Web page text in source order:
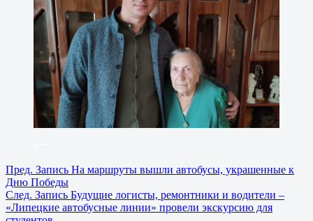
Пред. Запись На маршруты вышли автобусы, украшенные к
Дню Победы
След. Запись Будущие логисты, ремонтники и водители –
«Липецкие автобусные линии» провели экскурсию для